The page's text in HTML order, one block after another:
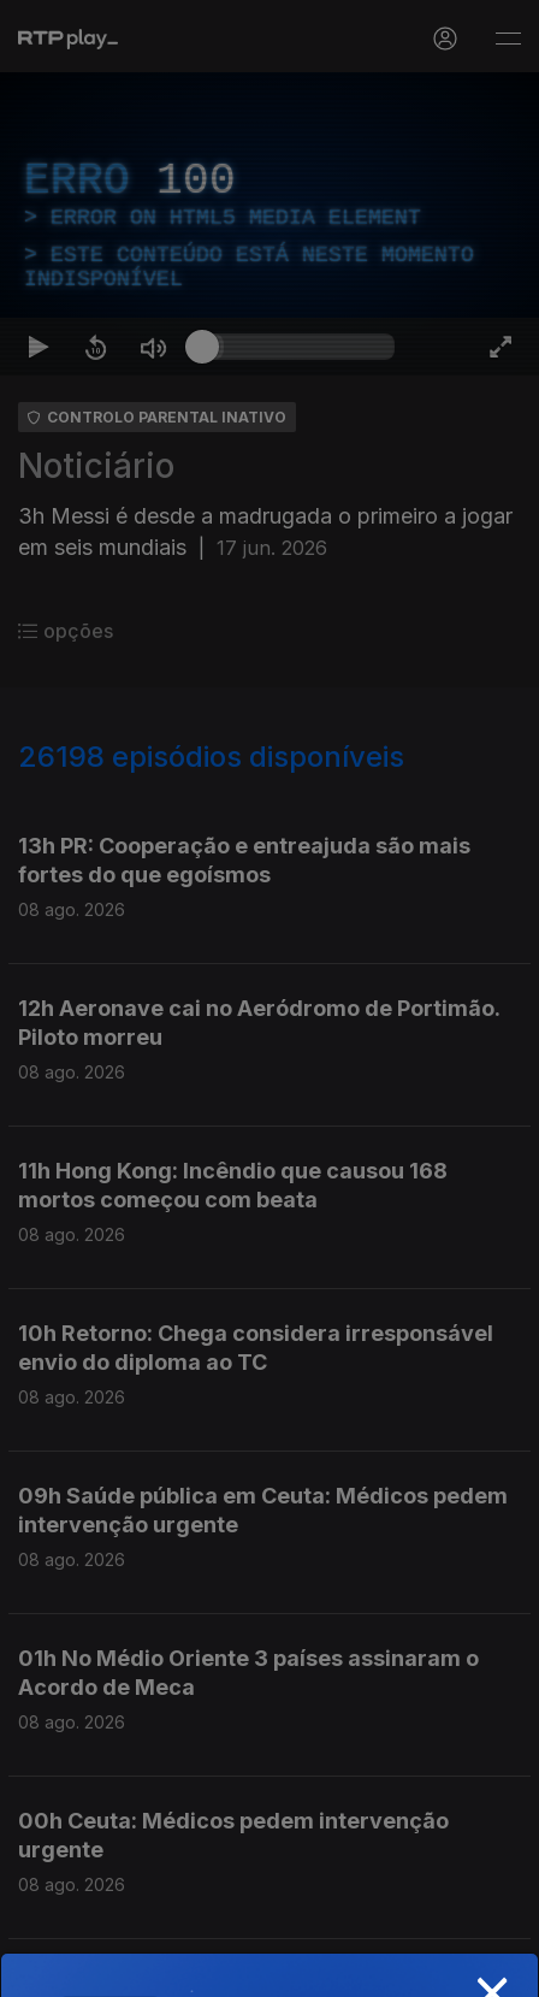
ERRO 100
ERROR ON HTML5 MEDIA ELEMENT
ESTE CONTEÚDO ESTÁ NESTE MOMENTO
INDISPONÍVEL
CONTROLO PARENTAL INATIVO
Noticiário
3h Messi é desde a madrugada o primeiro a jogar
em seis mundiais
17 jun. 2026
opções
26198 episódios disponíveis
13h PR: Cooperação e entreajuda são mais
fortes do que egoísmos
08 ago. 2026
12h Aeronave cai no Aeródromo de Portimão.
Piloto morreu
08 ago. 2026
11h Hong Kong: Incêndio que causou 168
mortos começou com beata
08 ago. 2026
10h Retorno: Chega considera irresponsável
envio do diploma ao TC
08 ago. 2026
09h Saúde pública em Ceuta: Médicos pedem
intervenção urgente
08 ago. 2026
01h No Médio Oriente 3 países assinaram o
Acordo de Meca
08 ago. 2026
00h Ceuta: Médicos pedem intervenção
urgente
08 ago. 2026
23h Já está em vigor o controlo nas fronteiras